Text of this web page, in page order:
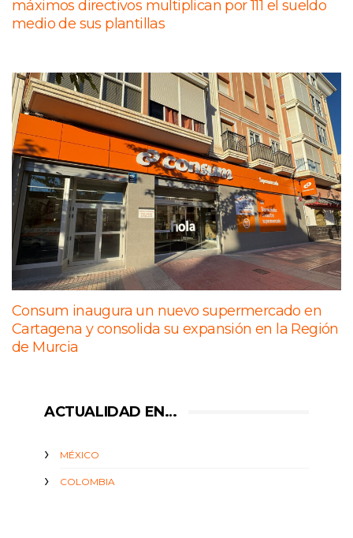
máximos directivos multiplican por 111 el sueldo
medio de sus plantillas
Consum inaugura un nuevo supermercado en
Cartagena y consolida su expansión en la Región
de Murcia
ACTUALIDAD EN…
MÉXICO
COLOMBIA